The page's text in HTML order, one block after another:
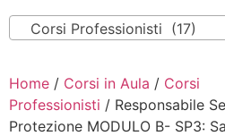
Corsi Professionisti (17)
Home / Corsi in Aula / Corsi
Professionisti / Responsabile
Protezione MODULO B- SP3: